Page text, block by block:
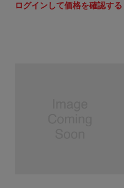
ログインして価格を確認する